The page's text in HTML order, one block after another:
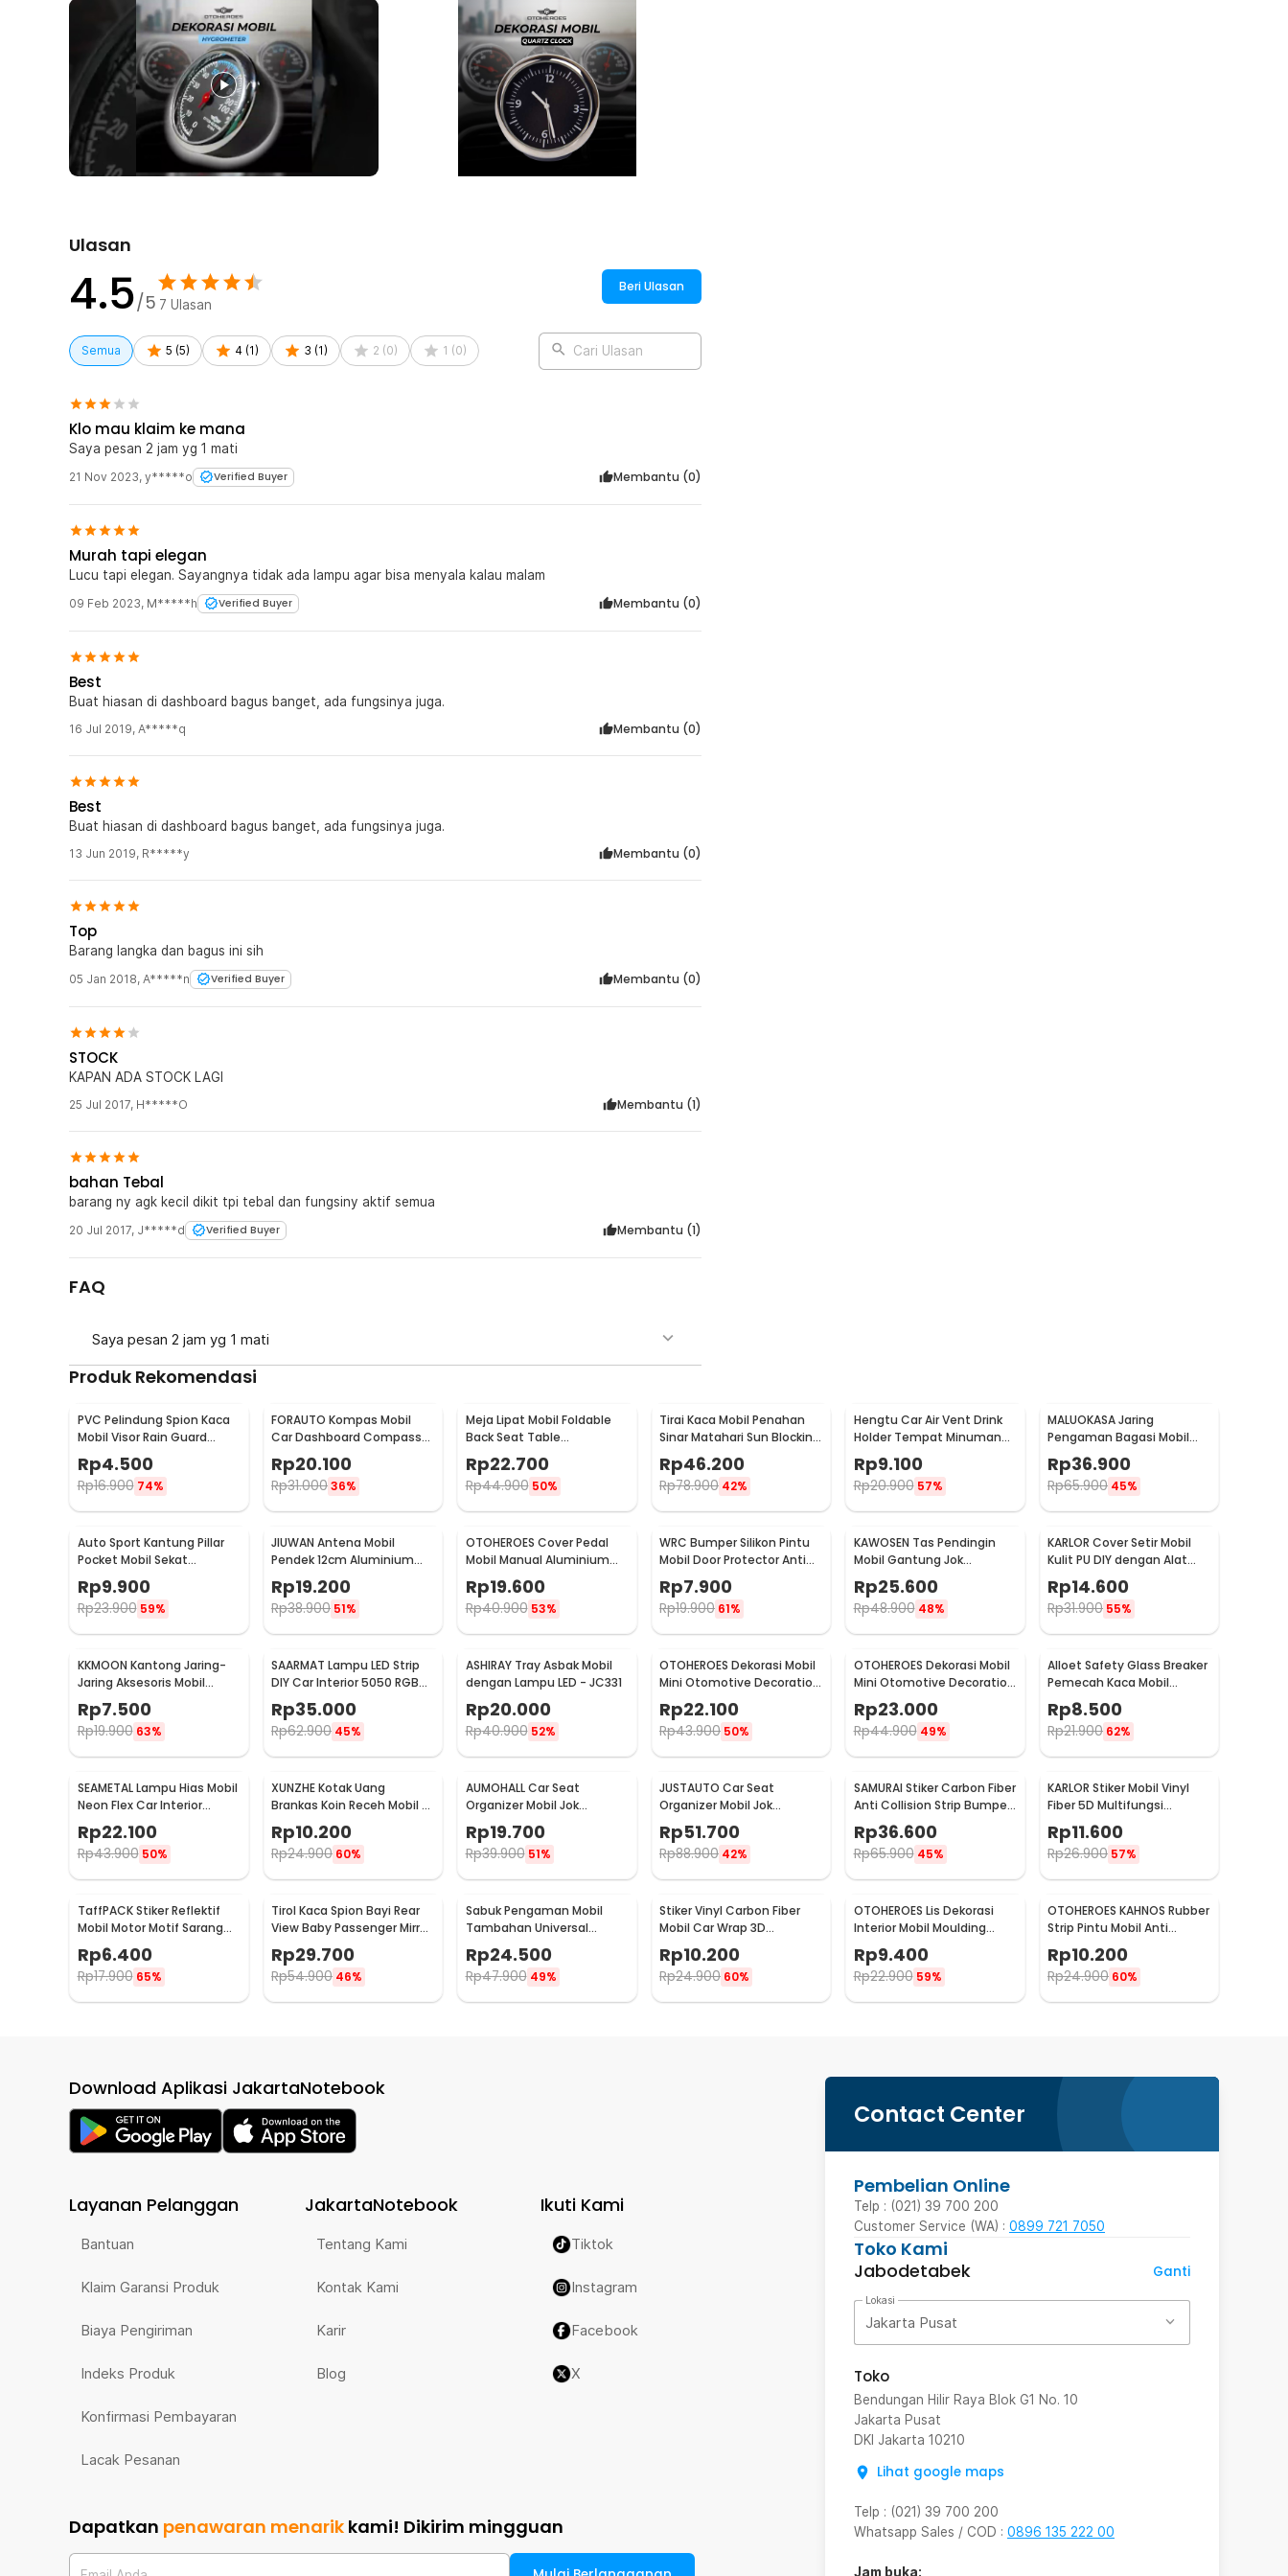
Ulasan
4.5/5 7 Ulasan
Beri Ulasan
Semua 5 (5) 4 (1 ) 3 (1 ) 2 (0) 1 (0) Cari Ulasan
Klo mau klaim ke mana
Saya pesan 2 jam yg 1 mati
21 Nov 2023, y*****o Verified Buyer Membantu (0)
Murah tapi elegan
Lucu tapi elegan. Sayangnya tidak ada lampu agar bisa menyala kalau malam
09 Feb 2023, M*****h Verified Buyer Membantu (0)
Best
Buat hiasan di dashboard bagus banget, ada fungsinya juga.
16 Jul 2019, A*****q Membantu (0)
Best
Buat hiasan di dashboard bagus banget, ada fungsinya juga.
13 Jun 2019, R*****y Membantu (0)
Top
Barang langka dan bagus ini sih
05 Jan 2018, A*****n Verified Buyer Membantu (0)
STOCK
KAPAN ADA STOCK LAGI
25 Jul 2017, H*****O Membantu (1)
bahan Tebal
barang ny agk kecil dikit tpi tebal dan fungsiny aktif semua
20 Jul 2017, J*****d Verified Buyer Membantu (1)
FAQ
Saya pesan 2 jam yg 1 mati
Produk Rekomendasi
PVC Pelindung Spion Kaca
Mobil Visor Rain Guard
Flexible 2 PCS - BH030
Rp4.500
Rp16.900 74%
FORAUTO Kompas Mobil
Car Dashboard Compass
and Thermometer - C288-
5
Rp20.100
Rp31.00036%
Meja Lipat Mobil Foldable
Back Seat Table
Multifunction Tray - JH-
924
Rp22.700
Rp44.900 50%
Tirai Kaca Mobil Penahan
Sinar Matahari Sun Blocking
Car Curtain 2 PCS - 851
Rp46.200
Rp78.900 42%
Hengtu Car Air Vent Drink
Holder Tempat Minuman
Kaleng Mobil - KMS-53
Rp9.100
Rp20.900 57%
MALUOKASA Jaring
Pengaman Bagasi Mobil
Car Trunk Cargo Net
120x40cm - QM4051
Rp36.900
Rp65.900 45%
Auto Sport Kantung Pillar
Pocket Mobil Sekat
Penyimpanan Barang -
KMS-933
Rp9.900
Rp23.900 59%
JIUWAN Antena Mobil
Pendek 12cm Aluminium
Universal FM AM Ulir M5 M6 -
W2C
Rp19.200
Rp38.900 51%
OTOHEROES Cover Pedal
Mobil Manual Aluminium
Gas Rem Kopling Universal
- XB-373
Rp19.600
Rp40.900 53%
WRC Bumper Silikon Pintu
Mobil Door Protector Anti
Bentur Gores 4 PCS - HT-
0010
Rp7.900
Rp19.900 61%
KAWOSEN Tas Pendingin
Mobil Gantung Jok
Belakang Cooler Organizer
9L - ST-F38
Rp25.600
Rp48.900 48%
KARLOR Cover Setir Mobil
Kulit PU DIY dengan Alat
Jahit 32cm - V10
Rp14.600
Rp31.900 55%
KKMOON Kantong Jaring-
Jaring Aksesoris Mobil
19x8cm - KMS-6888
Rp7.500
Rp19.900 63%
SAARMAT Lampu LED Strip
DIY Car Interior 5050 RGB
dan Remot Kontrol - APWD1
Rp35.000
Rp62.900 45%
ASHIRAY Tray Asbak Mobil
dengan Lampu LED - JC331
Rp20.000
Rp40.900 52%
OTOHEROES Dekorasi Mobil
Mini Otomotive Decoration
Hygrometer - Q194
Rp22.100
Rp43.900 50%
OTOHEROES Dekorasi Mobil
Mini Otomotive Decoration
Thermometer - Q194
Rp23.000
Rp44.900 49%
Alloet Safety Glass Breaker
Pemecah Kaca Mobil
Multifungsi - OD-0173
Rp8.500
Rp21.900 62%
SEAMETAL Lampu Hias Mobil
Neon Flex Car Interior
Cigarette Plug 12V 3M -
TB307
Rp22.100
Rp43.900 50%
XUNZHE Kotak Uang
Brankas Koin Receh Mobil -
XN-1222
Rp10.200
Rp24.900 60%
AUMOHALL Car Seat
Organizer Mobil Jok
Belakang Gantungan
Barang Tisu - 0706
Rp19.700
Rp39.900 51%
JUSTAUTO Car Seat
Organizer Mobil Jok
Belakang Gantungan
Barang Tisu - Z-354
Rp51.700
Rp88.900 42%
SAMURAI Stiker Carbon Fiber
Anti Collision Strip Bumper
Mobil 2.5M - TY354
Rp36.600
Rp65.900 45%
KARLOR Stiker Mobil Vinyl
Fiber 5D Multifungsi
152x10cm - TAA749
Rp11.600
Rp26.900 57%
TaffPACK Stiker Reflektif
Mobil Motor Motif Sarang
Lebah 300 x 5 CM - ZA5800
Rp6.400
Rp17.900 65%
Tirol Kaca Spion Bayi Rear
View Baby Passenger Mirror
- T226
Rp29.700
Rp54.900 46%
Sabuk Pengaman Mobil
Tambahan Universal
Safety Belt Extender - 2104
Rp24.500
Rp47.900 49%
Stiker Vinyl Carbon Fiber
Mobil Car Wrap 3D
Multifungsi 126 x 30 cm
Rp10.200
Rp24.900 60%
OTOHEROES Lis Dekorasi
Interior Mobil Moulding
Chrome Trim Strip 4M -
C3578
Rp9.400
Rp22.900 59%
OTOHEROES KAHNOS Rubber
Strip Pintu Mobil Anti
Collision Protection
Panjang 5M - QW556
Rp10.200
Rp24.900 60%
Contact Center
Pembelian Online
Telp : (021) 39 700 200
Customer Service (WA) : 0899 721 7050
Toko Kami
Jabodetabek
Ganti
Lokasi
Jakarta Pusat
Toko
Bendungan Hilir Raya Blok G1 No. 10
Jakarta Pusat
DKI Jakarta 10210
Lihat google maps
Telp : (021) 39 700 200
Whatsapp Sales / COD : 0896 135 222 00
Jam buka:
Download Aplikasi JakartaNotebook
Layanan Pelanggan
Bantuan
Klaim Garansi Produk
Biaya Pengiriman
Indeks Produk
Konfirmasi Pembayaran
Lacak Pesanan
JakartaNotebook
Tentang Kami
Kontak Kami
Karir
Blog
Ikuti Kami
Tiktok
Instagram
Facebook
X
Dapatkan penawaran menarik kami! Dikirim mingguan